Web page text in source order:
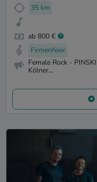
35 km
ab 800 €
Firmenfeier
Female Rock -
Kölner...